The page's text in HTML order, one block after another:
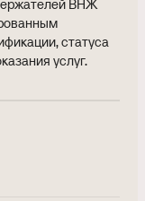
ВНЖ
статуса
услуг.